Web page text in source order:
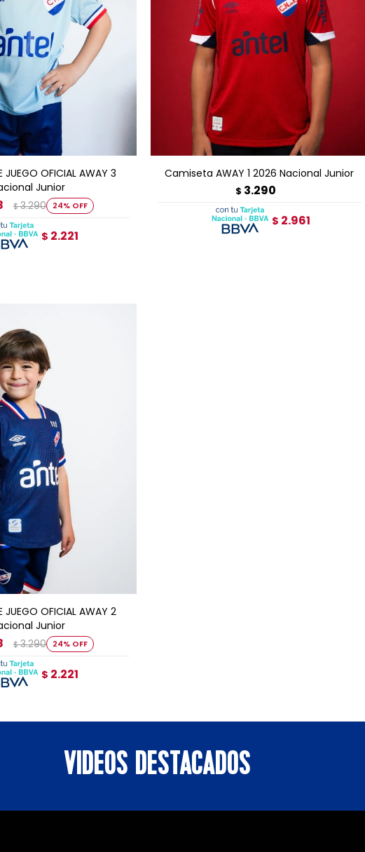
JUEGO OFICIAL AWAY 3
Junior
$ 3.290 24
$ 2.221
AL CARRITO
Camiseta AWAY 1 2026 Nacional Junior
$ 3.290
$ 2.961
AGREGAR AL CARRITO
JUEGO OFICIAL AWAY 2
Junior
$ 3.290 24
$ 2.221
AL CARRITO
VIDEOS DESTACADOS